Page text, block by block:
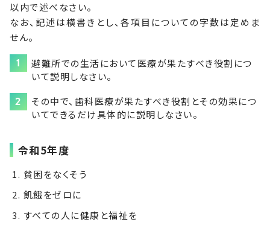
以内で述べなさい。
なお、記述は横書きとし、各項目についての字数は定めま
せん。
避難所での生活において医療が果たすべき役割につ
いて説明しなさい。
その中で、歯科医療が果たすべき役割とその効果につ
いてできるだけ具体的に説明しなさい。
令和5年度
貧困をなくそう
飢餓をゼロに
すべての人に健康と福祉を